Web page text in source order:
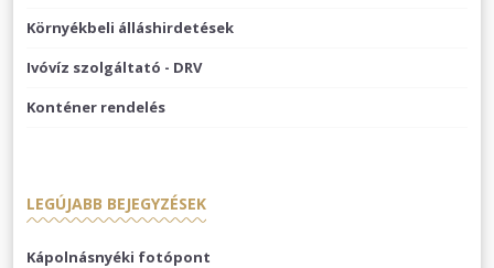
Környékbeli álláshirdetések
Ivóvíz szolgáltató - DRV
Konténer rendelés
LEGÚJABB BEJEGYZÉSEK
Kápolnásnyéki fotópont